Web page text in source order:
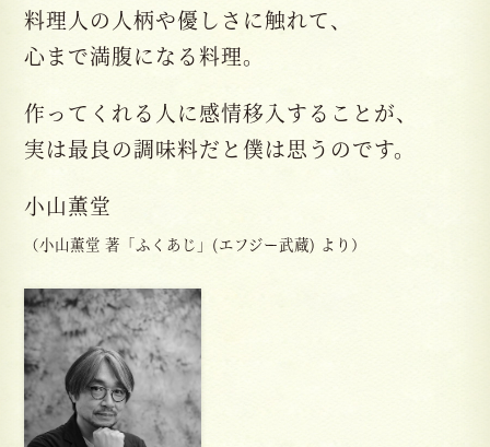
料理人の人柄や優しさに触れて、
心まで満腹になる料理。
作ってくれる人に感情移入することが、
実は最良の調味料だと僕は思うのです。
小山薫堂
（小山薫堂 著「ふくあじ」(エフジー武蔵) より）